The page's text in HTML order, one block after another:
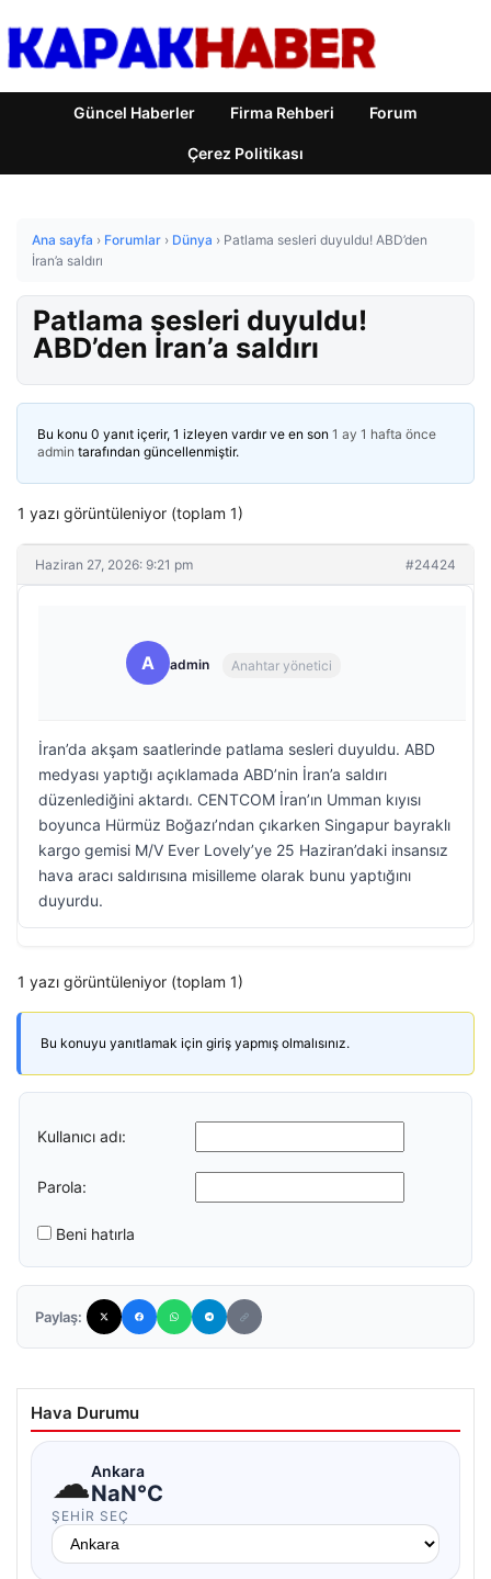
Güncel Haberler Firma Rehberi Forum
Çerez Politikası
Ana sayfa › Forumlar › Dünya › Patlama sesleri duyuldu! ABD’den
İran’a saldırı
Patlama sesleri duyuldu!
ABD’den İran’a saldırı
Bu konu 0 yanıt içerir, 1 izleyen vardır ve en son 1 ay 1 hafta önce
admin tarafından güncellenmiştir.
1 yazı görüntüleniyor (toplam 1)
Haziran 27, 2026: 9:21 pm #24424
A admin Anahtar yönetici
İran’da akşam saatlerinde patlama sesleri duyuldu. ABD
medyası yaptığı açıklamada ABD’nin İran’a saldırı
düzenlediğini aktardı. CENTCOM İran’ın Umman kıyısı
boyunca Hürmüz Boğazı’ndan çıkarken Singapur bayraklı
kargo gemisi M/V Ever Lovely’ye 25 Haziran’daki insansız
hava aracı saldırısına misilleme olarak bunu yaptığını
duyurdu.
1 yazı görüntüleniyor (toplam 1)
Bu konuyu yanıtlamak için giriş yapmış olmalısınız.
Kullanıcı adı:
Parola:
Beni hatırla
Paylaş:
Hava Durumu
☁Ankara
NaN°C
ŞEHIR SEÇ